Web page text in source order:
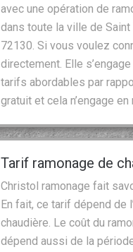
avec une opération de
dans toute la ville de Saint
72130. Si vous voulez
directement. Elle
tarifs abordables par
gratuit et cela n’engage
Tarif ramonage de
Christol ramonage fait
En fait, ce tarif dépend de
chaudière. Le coût du
dépend aussi de la